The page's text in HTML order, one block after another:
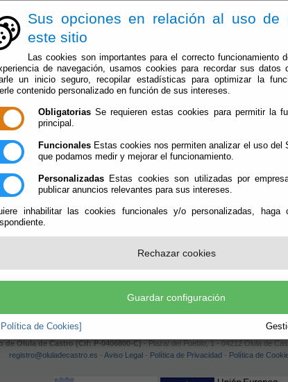
Sus opciones en relación al uso de
este sitio
Las cookies son importantes para el correcto funcionamiento
de navegación, usamos cookies para recordar sus datos
un inicio seguro, recopilar estadísticas para optimizar la
contenido personalizado en función de sus intereses.
Obligatorias Se requieren estas cookies para permitir la
principal.
Funcionales Estas cookies nos permiten analizar el uso del
que podamos medir y mejorar el funcionamiento.
Personalizadas Estas cookies son utilizadas por
publicar anuncios relevantes para sus intereses.
inhabilitar las cookies funcionales y/o personalizadas,
Rechazar cookies
Guardar configuración
Política de Cookies]
Aprobacón
el tema solicitado. Disculpen las molestias.
de Olula de Castro (Cif: P-0406800-C) - Plaza/ del Pueblo, 1 - 04212 Olula de
registro@oluladecastro.es - Aviso Legal - Política de Privacidad - Política de